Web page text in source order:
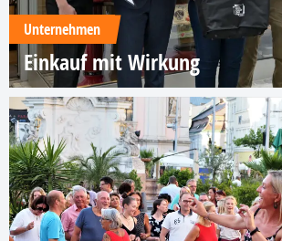
Unternehmen
Einkauf mit Wirkung